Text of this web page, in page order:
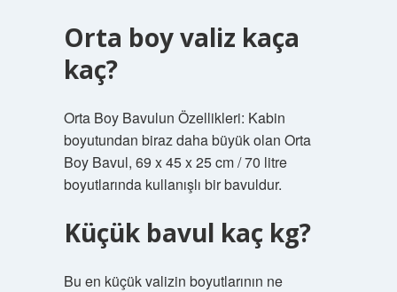
Orta boy valiz kaça
kaç?
Orta Boy Bavulun Özellikleri: Kabin
boyutundan biraz daha büyük olan Orta
Boy Bavul, 69 x 45 x 25 cm / 70 litre
boyutlarında kullanışlı bir bavuldur.
Küçük bavul kaç kg?
Bu en küçük valizin boyutlarının ne